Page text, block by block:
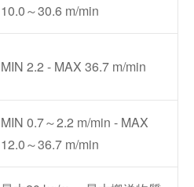
10.0～30.6 m/min
MIN 2.2 - MAX 36.7 m/min
MIN 0.7～2.2 m/min - MAX
12.0～36.7 m/min